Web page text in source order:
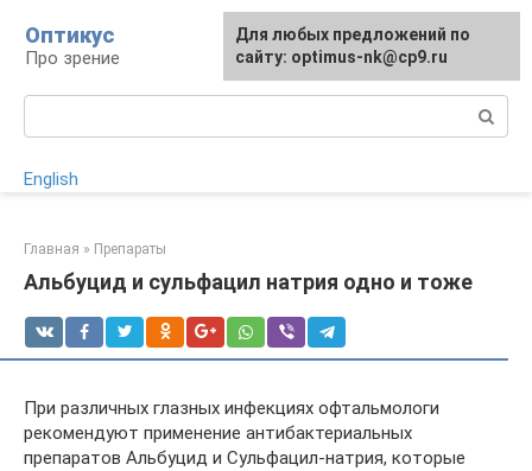
контенту
Оптикус
Про зрение
English
Главная » Препараты
Альбуцид и сульфацил натрия одно и тоже
При различных глазных инфекциях офтальмологи
рекомендуют применение антибактериальных
препаратов Альбуцид и Сульфацил-натрия, которые
Для любых предложений по
сайту: optimus-nk@cp9.ru